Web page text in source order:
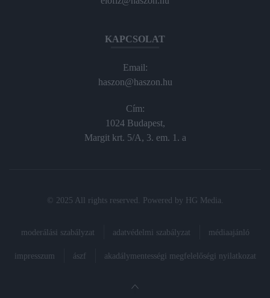
KAPCSOLAT
Email:
haszon@haszon.hu
Cím:
1024 Budapest,
Margit krt. 5/A, 3. em. 1. a
© 2025 All rights reserved. Powered by HG Media
moderálási szabályzat adatvédelmi szabályzat médiaajánló
impresszum ászf akadálymentességi megfelelőségi nyilatkozat